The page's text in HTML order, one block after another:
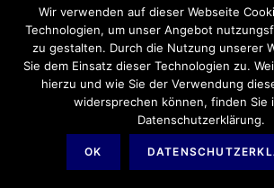
Copyright 2026 –Spielmannszug
Impressum
Wir verwenden auf dieser Webseite
Technologien, um unser Angebot
zu gestalten. Durch die Nutzung unserer
Sie dem Einsatz dieser Technologien zu.
hierzu und wie Sie der Verwendung
widersprechen können, finden Sie
Datenschutzerklärung.
OK